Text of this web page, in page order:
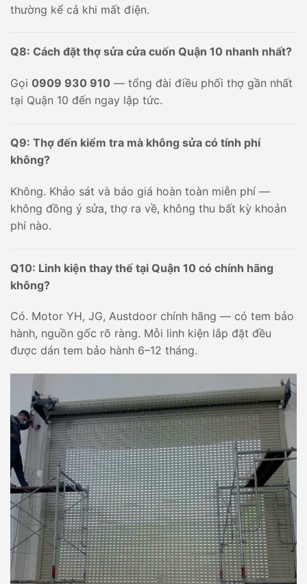
thường kể cả khi mất điện.
Q8: Cách đặt thợ sửa cửa cuốn Quận 10 nhanh nhất?
Gọi 0909 930 910 — tổng đài điều phối thợ gần nhất
tại Quận 10 đến ngay lập tức.
Q9: Thợ đến kiểm tra mà không sửa có tính phí
không?
Không. Khảo sát và báo giá hoàn toàn miễn phí —
không đồng ý sửa, thợ ra về, không thu bất kỳ khoản
phí nào.
Q10: Linh kiện thay thế tại Quận 10 có chính hãng
không?
Có. Motor YH, JG, Austdoor chính hãng — có tem bảo
hành, nguồn gốc rõ ràng. Mỗi linh kiện lắp đặt đều
được dán tem bảo hành 6–12 tháng.